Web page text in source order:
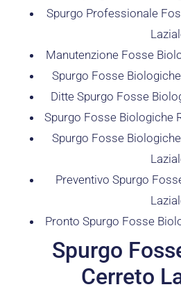
Spurgo Professionale
Manutenzione Fosse
Spurgo Fosse
Ditte Spurgo Fosse
Spurgo Fosse Biologiche
Spurgo Fosse
Preventivo Spurgo
Pronto Spurgo Fosse
Spurgo
Cerreto